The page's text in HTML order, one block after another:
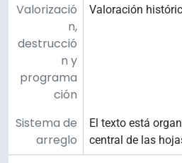
Valorizació
n,
destrucció
n y
programa
ción
Valoración
Sistema de
arreglo
El texto está
central de las